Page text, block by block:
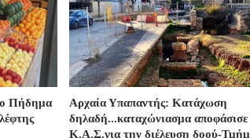
Πήδημα
Αρχαία Υπαπαντής: Κατάχωση
δηλαδή...καταχώνιασμα αποφάσισε
Κ.Α.Σ.για την διέλευση δοού-